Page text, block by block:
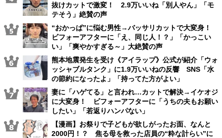
抜けカットで激変！ 2.9万いいね「別人やん」「モ
テそう」絶賛の声
“おかっぱ”に悩む男性→バッサリカットで大変身！
ビフォーアフターに「え、同じ人！？」「かっこい
い」「爽やかすぎる～」大絶賛の声
熊本地震発生を受け《アイラップ》公式が紹介「ウォ
ッシャブルタンク」に1.9万いいねの反響 SNS「水
の節約になったよ」「持ってた方がよい」
妻に「ハゲてる」と言われ…カットで解決→イケオジ
に大変身！ ビフォーアフターに「うちの夫もお願い
したい」「若返りハンパない」
【漫画】お祭りで子どもが欲しがったお面、なんと
2000円！？ 焦る母を救った店員の“粋な計らい”に